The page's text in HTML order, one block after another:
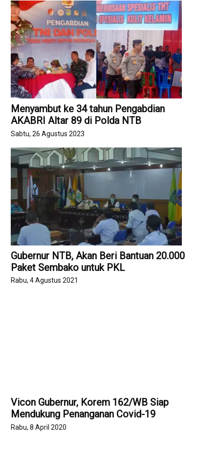
Menyambut ke 34 tahun Pengabdian
AKABRI Altar 89 di Polda NTB
Sabtu, 26 Agustus 2023
Gubernur NTB, Akan Beri Bantuan 20.000
Paket Sembako untuk PKL
Rabu, 4 Agustus 2021
Vicon Gubernur, Korem 162/WB Siap
Mendukung Penanganan Covid-19
Rabu, 8 April 2020